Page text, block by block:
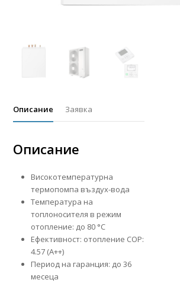
Описание Заявка
Описание
Високотемпературна
термопомпа въздух-вода
Температура на
топлоносителя в режим
отопление: до 80 °С
Ефективност: отопление COP:
4.57 (А++)
Период на гаранция: до 36
месеца